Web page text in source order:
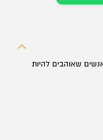
שאוהבים להיות